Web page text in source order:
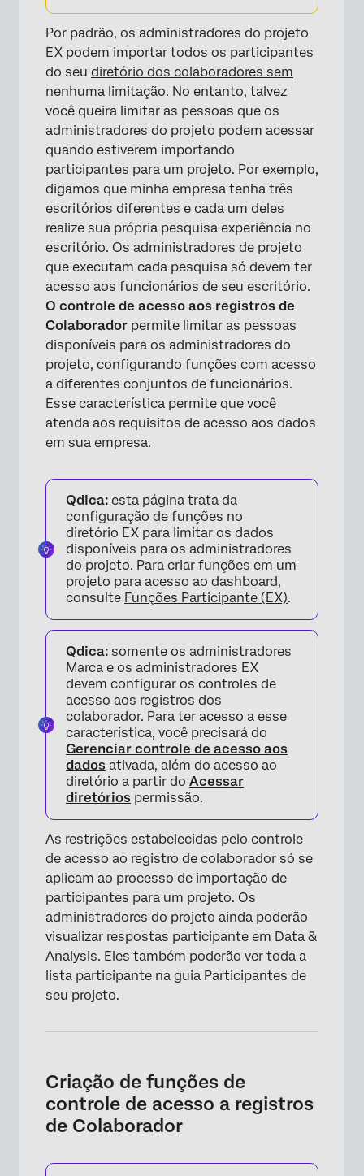
Por padrão, os administradores do projeto
EX podem importar todos os participantes
do seu diretório dos colaboradores sem
nenhuma limitação. No entanto, talvez
você queira limitar as pessoas que os
administradores do projeto podem acessar
quando estiverem importando
participantes para um projeto. Por exemplo,
digamos que minha empresa tenha três
escritórios diferentes e cada um deles
realize sua própria pesquisa experiência no
escritório. Os administradores de projeto
que executam cada pesquisa só devem ter
acesso aos funcionários de seu escritório.
O controle de acesso aos registros de
Colaborador permite limitar as pessoas
disponíveis para os administradores do
projeto, configurando funções com acesso
a diferentes conjuntos de funcionários.
Esse característica permite que você
atenda aos requisitos de acesso aos dados
em sua empresa.
Qdica: esta página trata da
configuração de funções no
diretório EX para limitar os dados
disponíveis para os administradores
do projeto. Para criar funções em um
projeto para acesso ao dashboard,
consulte Funções Participante (EX).
Qdica: somente os administradores
Marca e os administradores EX
devem configurar os controles de
acesso aos registros dos
colaborador. Para ter acesso a esse
característica, você precisará do
Gerenciar controle de acesso aos
dados ativada, além do acesso ao
diretório a partir do Acessar
diretórios permissão.
As restrições estabelecidas pelo controle
de acesso ao registro de colaborador só se
aplicam ao processo de importação de
participantes para um projeto. Os
administradores do projeto ainda poderão
visualizar respostas participante em Data &
Analysis. Eles também poderão ver toda a
lista participante na guia Participantes de
seu projeto.
Criação de funções de
controle de acesso a registros
de Colaborador